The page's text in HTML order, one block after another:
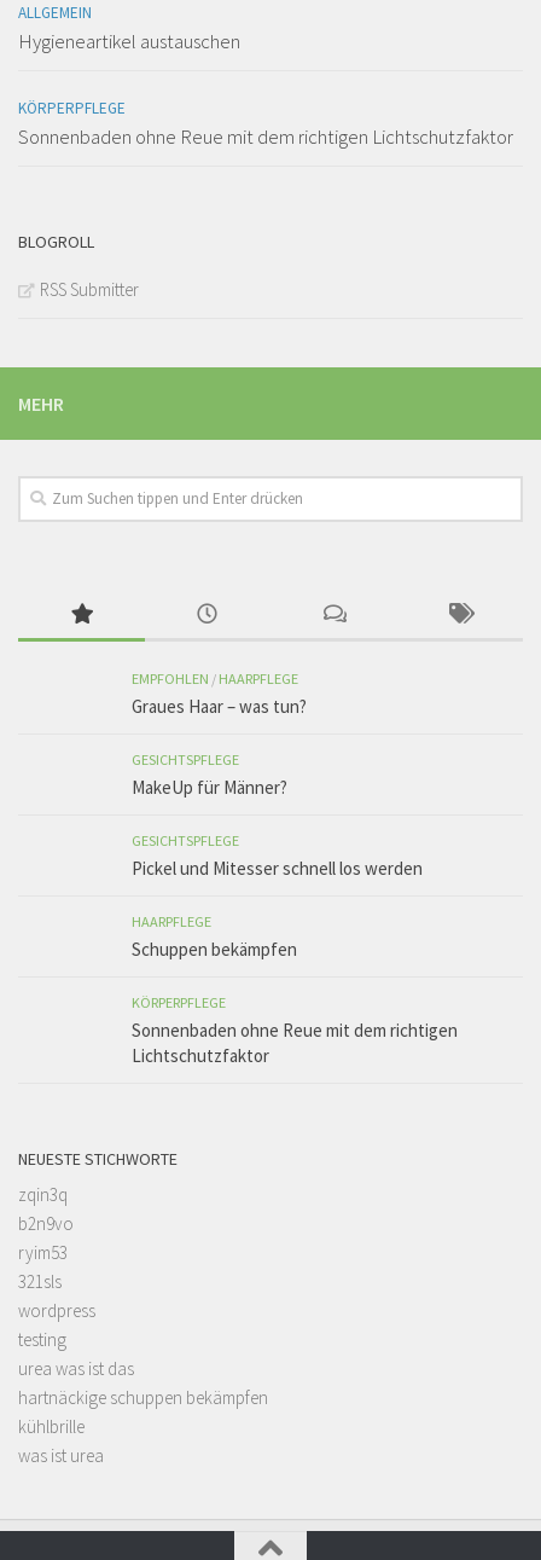
ALLGEMEIN
Hygieneartikel austauschen
KÖRPERPFLEGE
Sonnenbaden ohne Reue mit dem richtigen Lichtschutzfaktor
BLOGROLL
RSS Submitter
MEHR
EMPFOHLEN / HAARPFLEGE
Graues Haar – was tun?
GESICHTSPFLEGE
MakeUp für Männer?
GESICHTSPFLEGE
Pickel und Mitesser schnell los werden
HAARPFLEGE
Schuppen bekämpfen
KÖRPERPFLEGE
Sonnenbaden ohne Reue mit dem richtigen
Lichtschutzfaktor
NEUESTE STICHWORTE
zqin3q
b2n9vo
ryim53
321sls
wordpress
testing
urea was ist das
hartnäckige schuppen bekämpfen
kühlbrille
was ist urea